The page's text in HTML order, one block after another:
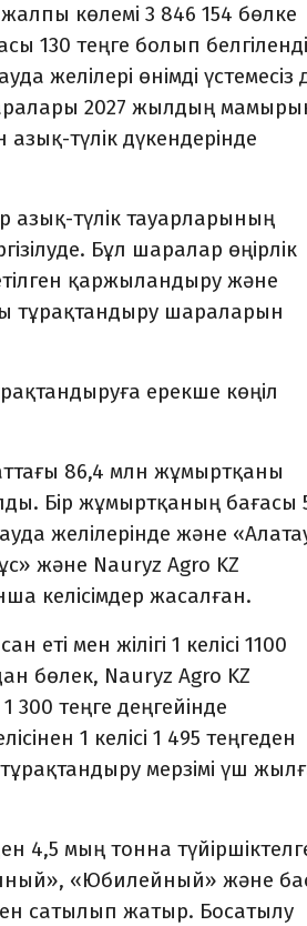
көлемі 3 846 154 бөлке
130 теңге болып
желілері өнімді үстемесіз
2027 жылдың
түлік дүкендерінде
азық-түлік тауарларының
Бұл шаралар өңірлік
қаржыландыру және
тұрақтандыру шараларын
ерекше көңіл
86,4 млн жұмыртқаны
Бір жұмыртқаның бағасы
желілерінде және
және Nauryz Agro KZ
келісімдер жасалған.
мен жілігі 1 келісі 1100
бөлек, Nauryz Agro KZ
300 теңге деңгейінде
1 келісі 1 495 теңгеден
мерзімі үш
4,5 мың тонна
«Юбилейный» және
сатылып жатыр. Босатылу